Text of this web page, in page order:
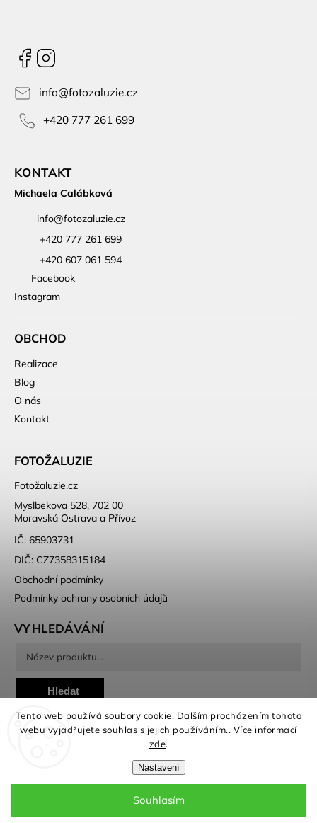
Tento web používá soubory cookie. Dalším procházením tohoto
webu vyjadřujete souhlas s jejich používáním.. Více informací
zde.
Nastavení
Souhlasím
Facebook
info@fotozaluzie.cz
+420 777 261 699
KONTAKT
Michaela Calábková
info@fotozaluzie.cz
+420 777 261 699
+420 607 061 594
Facebook
Instagram
OBCHOD
Realizace
Blog
O nás
Kontakt
FOTOŽALUZIE
Fotožaluzie.cz
Myslbekova 528, 702 00
Moravská Ostrava a Přívoz
IČ: 65903731
DIČ: CZ7358315184
Obchodní podmínky
Podmínky ochrany osobních údajů
VYHLEDÁVÁNÍ
Hledat